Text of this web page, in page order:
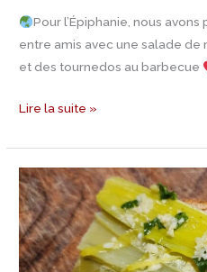
Pour l’Épiphanie, nous
entre amis avec une salade de
et des tournedos au barbecue
Lire la suite »
Recettes
de
Poireaux